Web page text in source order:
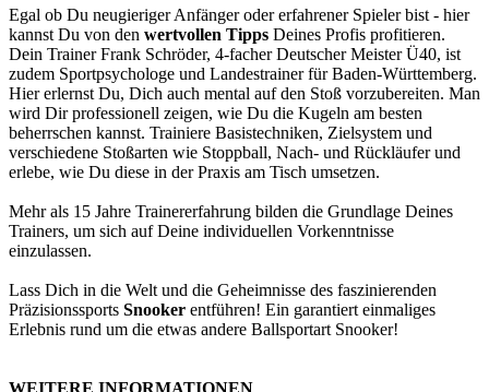
Egal ob Du neugieriger Anfänger oder erfahrener Spieler bist - hier
kannst Du von den wertvollen Tipps Deines Profis profitieren.
Dein Trainer Frank Schröder, 4-facher Deutscher Meister Ü40, ist
zudem Sportpsychologe und Landestrainer für Baden-Württemberg.
Hier erlernst Du, Dich auch mental auf den Stoß vorzubereiten. Man
wird Dir professionell zeigen, wie Du die Kugeln am besten
beherrschen kannst. Trainiere Basistechniken, Zielsystem und
verschiedene Stoßarten wie Stoppball, Nach- und Rückläufer und
erlebe, wie Du diese in der Praxis am Tisch umsetzen.
Mehr als 15 Jahre Trainererfahrung bilden die Grundlage Deines
Trainers, um sich auf Deine individuellen Vorkenntnisse
einzulassen.
Lass Dich in die Welt und die Geheimnisse des faszinierenden
Präzisionssports Snooker entführen! Ein garantiert einmaliges
Erlebnis rund um die etwas andere Ballsportart Snooker!